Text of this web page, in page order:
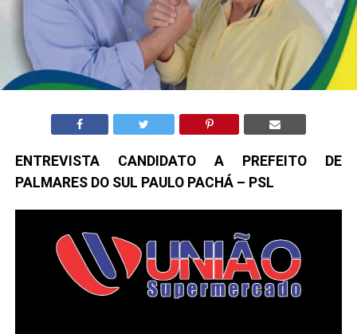
ENTREVISTA CANDIDATO A PREFEITO DE
PALMARES DO SUL PAULO PACHÁ – PSL